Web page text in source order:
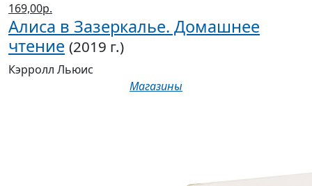
169,00р.
Алиса в Зазеркалье. Домашнее
чтение (2019 г.)
Кэрролл Льюис
Магазины